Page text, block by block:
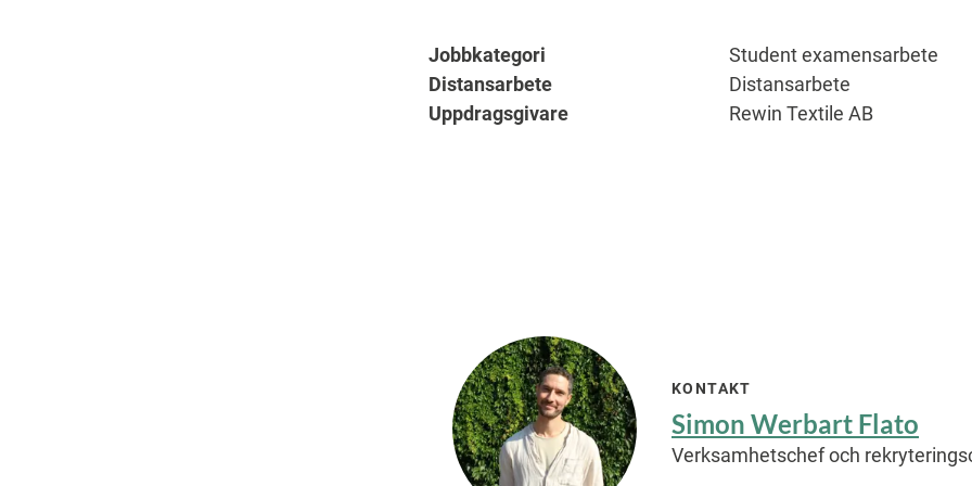
Jobbkategori
Student examensarbete
Distansarbete
Distansarbete
Uppdragsgivare
Rewin Textile AB
KONTAKT
Simon Werbart Flato
Verksamhetschef och